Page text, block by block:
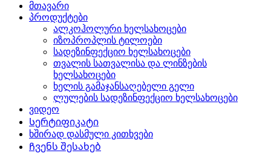
მთავარი
პროდუქტები
ალკოჰოლური ხელსახოცები
იზოპროპლის ტილოები
სადეზინფექციო ხელსახოცები
თვალის სათვალისა და ლინზების
ხელსახოცები
ხელის გამაჯანსაღებელი გელი
ლულების სადეზინფექციო ხელსახოცები
ვიდეო
Სერტიფიკატი
ხშირად დასმული კითხვები
Ჩვენს შესახებ